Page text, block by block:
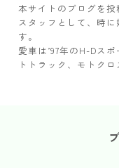
本サイトのブログを投
スタッフとして、時
す。
愛車は’97年のH-Dス
トトラック、モトク